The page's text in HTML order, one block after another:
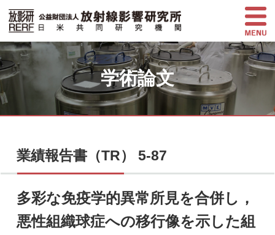
学術論文
業績報告書（TR） 5-87
多彩な免疫学的異常所見を合併し，
悪性組織球症への移行像を示した組